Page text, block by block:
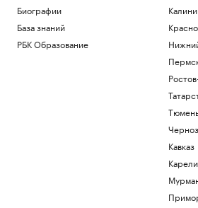
Биографии
База знаний
РБК Образование
Кавказ